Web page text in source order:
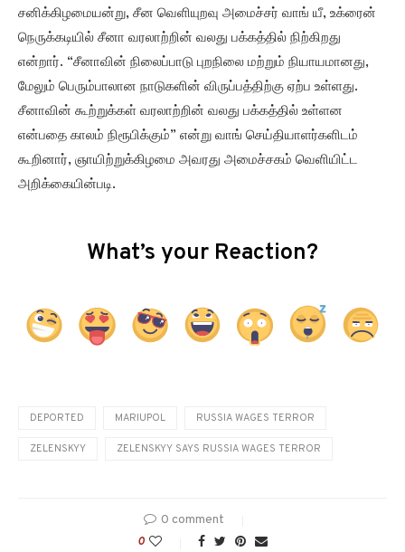
சனிக்கிழமையன்று, சீன வெளியுறவு அமைச்சர் வாங் யீ, உக்ரைன்
நெருக்கடியில் சீனா வரலாற்றின் வலது பக்கத்தில் நிற்கிறது
என்றார். “சீனாவின் நிலைப்பாடு புறநிலை மற்றும் நியாயமானது,
மேலும் பெரும்பாலான நாடுகளின் விருப்பத்திற்கு ஏற்ப உள்ளது.
சீனாவின் கூற்றுக்கள் வரலாற்றின் வலது பக்கத்தில் உள்ளன
என்பதை காலம் நிரூபிக்கும்” என்று வாங் செய்தியாளர்களிடம்
கூறினார், ஞாயிற்றுக்கிழமை அவரது அமைச்சகம் வெளியிட்ட
அறிக்கையின்படி.
What’s your Reaction?
DEPORTED MARIUPOL RUSSIA WAGES TERROR
ZELENSKYY ZELENSKYY SAYS RUSSIA WAGES TERROR
0 comment
0